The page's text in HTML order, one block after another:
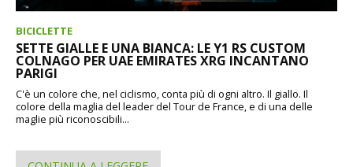
BICICLETTE
SETTE GIALLE E UNA BIANCA: LE Y1 RS CUSTOM
COLNAGO PER UAE EMIRATES XRG INCANTANO
PARIGI
C'è un colore che, nel ciclismo, conta più di ogni altro. Il giallo. Il
colore della maglia del leader del Tour de France, e di una delle
maglie più riconoscibili...